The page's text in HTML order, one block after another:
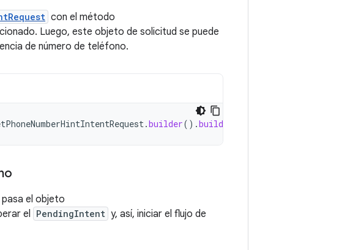
con el método
Luego, este objeto de solicitud se puede
de número de teléfono.
.builder().build
pasa el objeto
el PendingIntent y, así, iniciar el flujo de